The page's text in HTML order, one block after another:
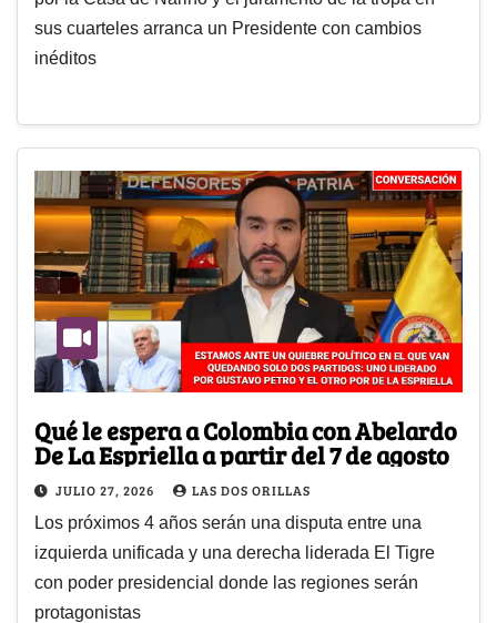
sus cuarteles arranca un Presidente con cambios
inéditos
Qué le espera a Colombia con Abelardo
De La Espriella a partir del 7 de agosto
JULIO 27, 2026 LAS DOS ORILLAS
Los próximos 4 años serán una disputa entre una
izquierda unificada y una derecha liderada El Tigre
con poder presidencial donde las regiones serán
protagonistas